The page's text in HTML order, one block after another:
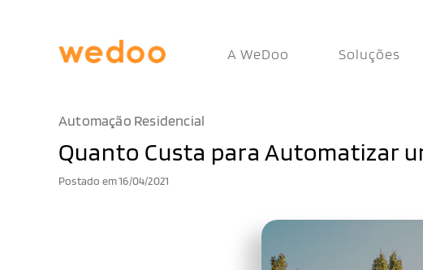
A WeDoo Soluções
Automação Residencial
Quanto Custa para Automatizar
Postado em 16/04/2021